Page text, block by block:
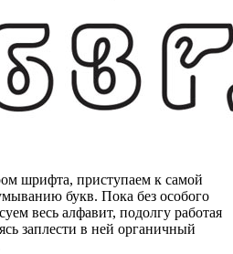
шрифта, приступаем к самой
букв. Пока без особого
весь алфавит, подолгу работая
заплести в ней органичный